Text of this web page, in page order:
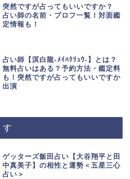
突然ですが占ってもいいですか？
占い師の名前・プロフ一覧！対面鑑
定情報も！
占い師【溟白龍-ﾒｲﾊｸﾘｭｳ-】とは？
無料占いはある？予約方法・鑑定料
も！突然ですが占ってもいいですか
出演
ゲッターズ飯田占い【大谷翔平と田
中真美子】の相性と運勢＜五星三心
占い＞